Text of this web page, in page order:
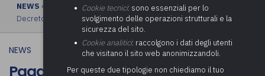
NEWS › Pagato il terzo riparto del fondo caro bollette previsto dal
Decreto Aiuti-bis
NEWS
Pagato il terzo riparto del fondo
Cookie tecnici: sono essenziali per lo
svolgimento delle operazioni strutturali e la
sicurezza del sito.
Cookie analitici: raccolgono i dati degli utenti
che visitano il sito web anonimizzandoli.
Per queste due tipologie non chiediamo il tuo